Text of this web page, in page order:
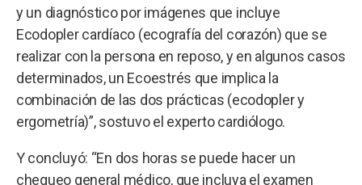
y un diagnóstico por imágenes que incluye
Ecodopler cardíaco (ecografía del corazón) que se
realizar con la persona en reposo, y en algunos casos
determinados, un Ecoestrés que implica la
combinación de las dos prácticas (ecodopler y
ergometría)”, sostuvo el experto cardiólogo.
Y concluyó: “En dos horas se puede hacer un
chequeo general médico, que incluya el examen